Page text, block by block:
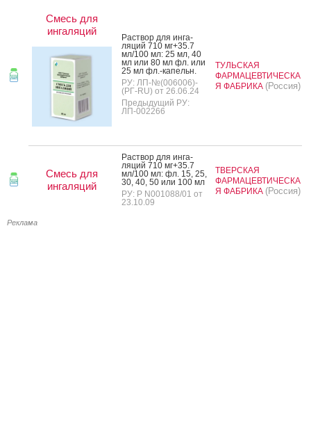
Смесь для
ингаляций
Рас­твор для ин­га­
ляций 710 мг+35.7
мл/100 мл: 25 мл, 40
мл или 80 мл фл. или
25 мл фл.-ка­пельн.
РУ: ЛП-№(006006)-
(РГ-RU) от 26.06.24
Предыдущий РУ:
ЛП-002266
ТУЛЬСКАЯ
ФАРМАЦЕВТИЧЕСКА
Я ФАБРИКА (Россия)
Смесь для
ингаляций
Рас­твор для ин­га­
ляций 710 мг+35.7
мл/100 мл: фл. 15, 25,
30, 40, 50 или 100 мл
РУ: Р N001088/01 от
23.10.09
ТВЕРСКАЯ
ФАРМАЦЕВТИЧЕСКА
Я ФАБРИКА (Россия)
Реклама